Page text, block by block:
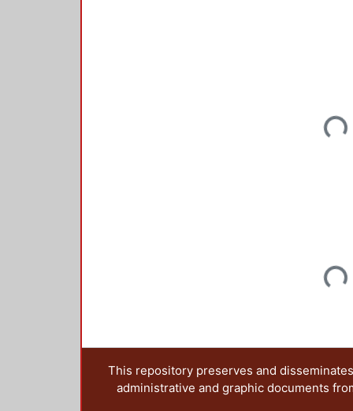
This repository preserves and
administrative and graphic documents